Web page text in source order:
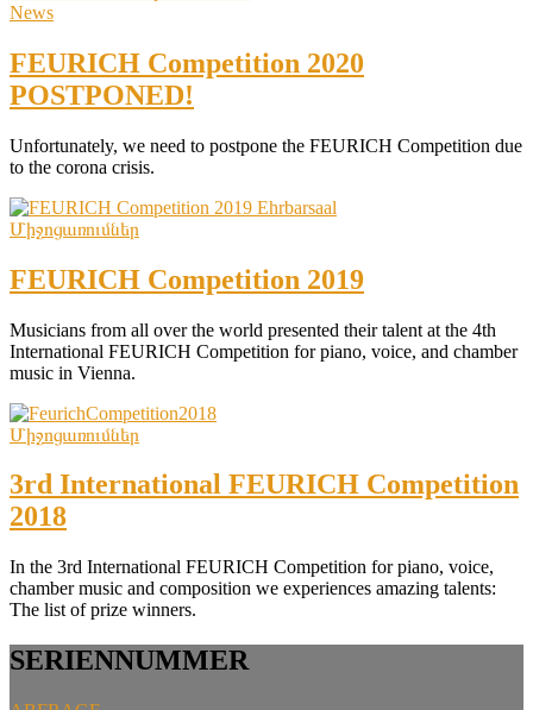
News
FEURICH Competition 2020
POSTPONED!
Unfortunately, we need to postpone the FEURICH Competition due
to the corona crisis.
Միջոցառումներ
FEURICH Competition 2019
Musicians from all over the world presented their talent at the 4th
International FEURICH Competition for piano, voice, and chamber
music in Vienna.
Միջոցառումներ
3rd International FEURICH Competition
2018
In the 3rd International FEURICH Competition for piano, voice,
chamber music and composition we experiences amazing talents:
The list of prize winners.
SERIENNUMMER